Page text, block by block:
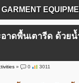
GARMENT
าดพื้นเตารีด ด้วย
» 0 3011